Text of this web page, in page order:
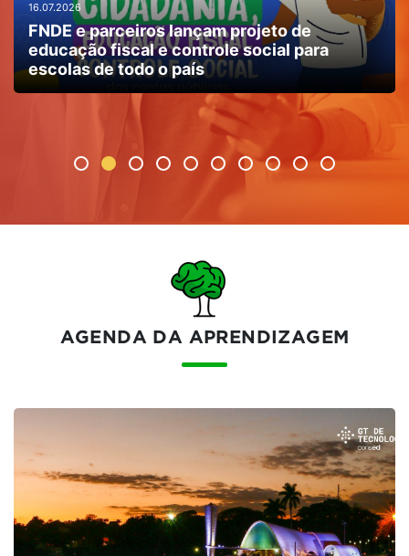
18.05.2026
Secretarias de Estado da Educação de todo
o país se reúnem em Belo Horizonte para
debater tecnologia na educação pública
AGENDA DA APRENDIZAGEM